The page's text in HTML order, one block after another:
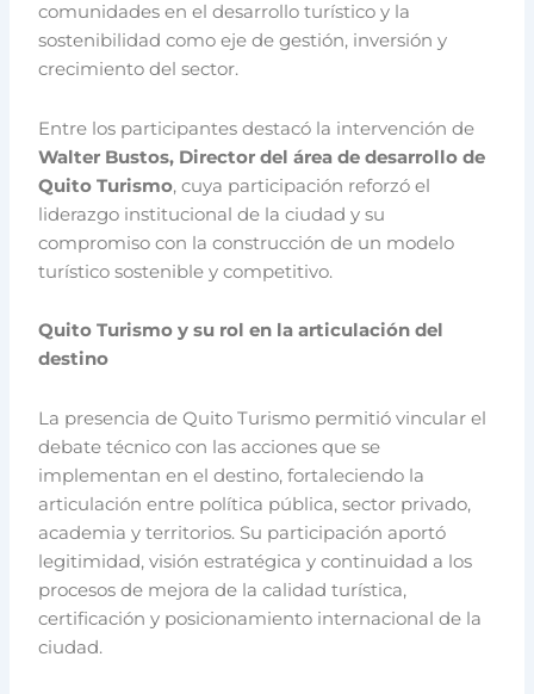
comunidades en el desarrollo turístico y la
sostenibilidad como eje de gestión, inversión y
crecimiento del sector.
Entre los participantes destacó la intervención de
Walter Bustos, Director del área de desarrollo de
Quito Turismo, cuya participación reforzó el
liderazgo institucional de la ciudad y su
compromiso con la construcción de un modelo
turístico sostenible y competitivo.
Quito Turismo y su rol en la articulación del
destino
La presencia de Quito Turismo permitió vincular el
debate técnico con las acciones que se
implementan en el destino, fortaleciendo la
articulación entre política pública, sector privado,
academia y territorios. Su participación aportó
legitimidad, visión estratégica y continuidad a los
procesos de mejora de la calidad turística,
certificación y posicionamiento internacional de la
ciudad.